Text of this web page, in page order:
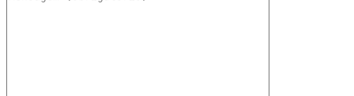
Endereço de email: